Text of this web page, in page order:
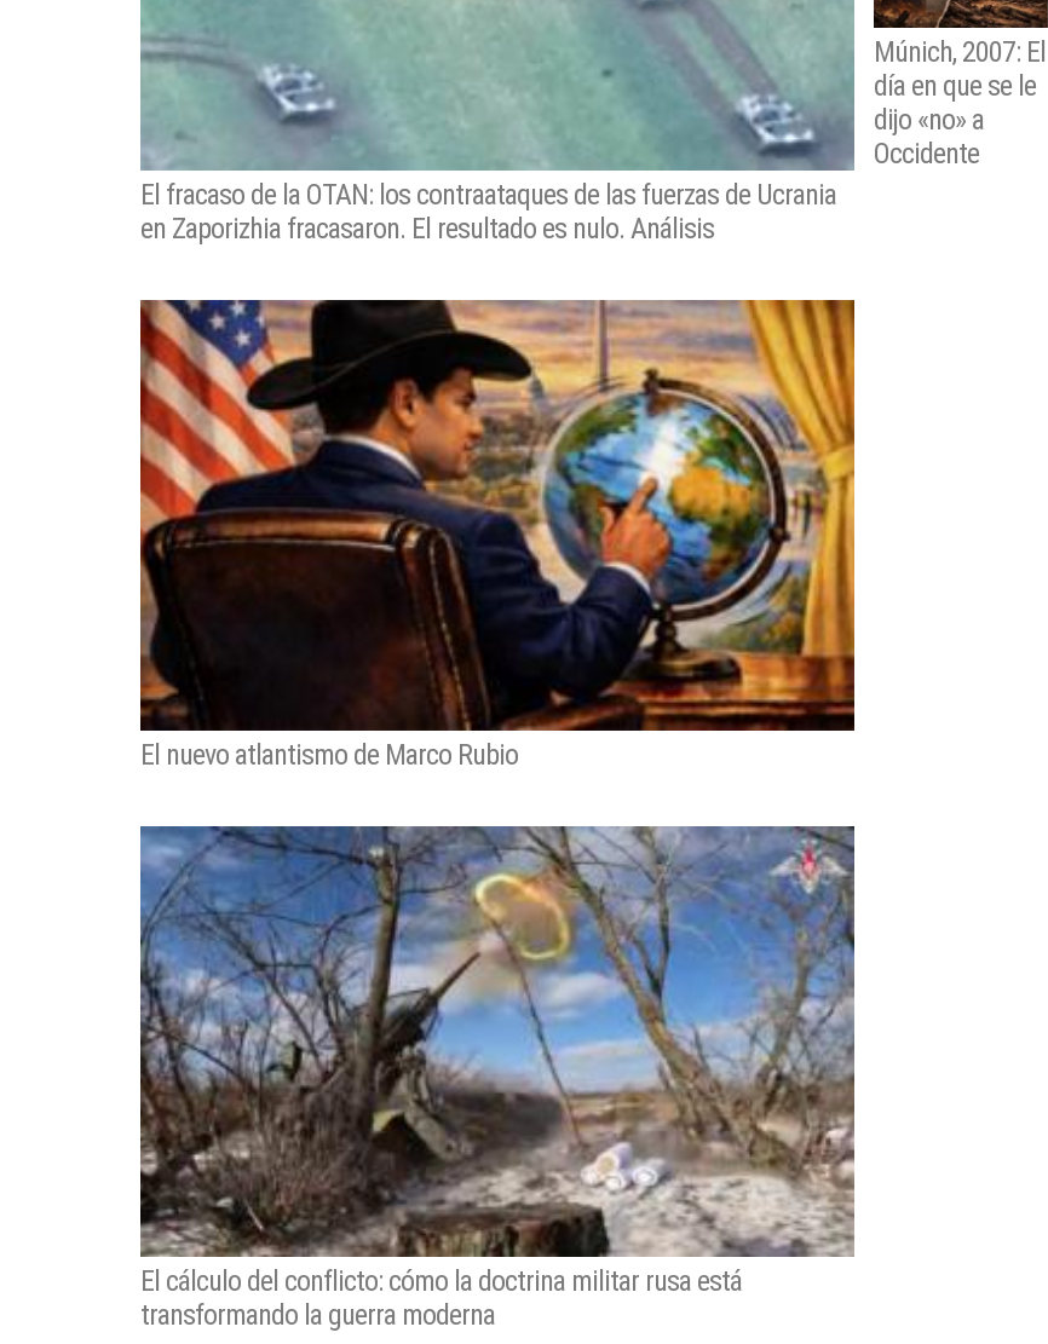
El fracaso de la OTAN: los contraataques de las fuerzas de Ucrania
en Zaporizhia fracasaron. El resultado es nulo. Análisis
El nuevo atlantismo de Marco Rubio
El cálculo del conflicto: cómo la doctrina militar rusa está
transformando la guerra moderna
Múnich, 2007: El
día en que se le
dijo «no» a
Occidente